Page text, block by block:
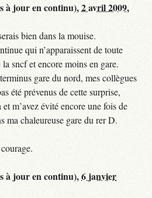
à jour en continu),2 avril 2009,
bien dans la mouise.
qui n’apparaissent de toute
sncf et encore moins en gare.
gare du nord, mes collègues
été prévenus de cette surprise,
m’avez évité encore une fois de
ma chaleureuse gare du rer D.
à jour en continu),6 janvier